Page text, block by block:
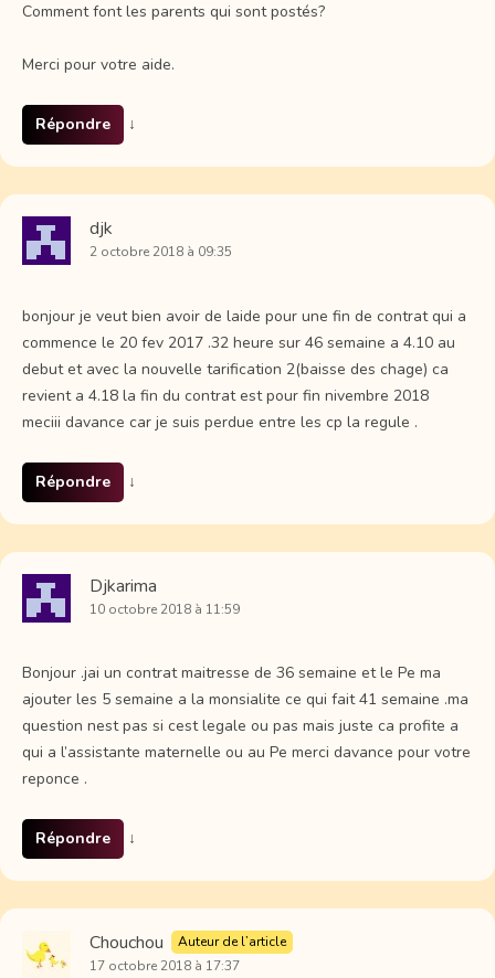
Comment font les parents qui sont postés?
Merci pour votre aide.
Répondre ↓
djk
2 octobre 2018 à 09:35
bonjour je veut bien avoir de laide pour une fin de contrat qui a
commence le 20 fev 2017 .32 heure sur 46 semaine a 4.10 au
debut et avec la nouvelle tarification 2(baisse des chage) ca
revient a 4.18 la fin du contrat est pour fin nivembre 2018
meciii davance car je suis perdue entre les cp la regule .
Répondre ↓
Djkarima
10 octobre 2018 à 11:59
Bonjour .jai un contrat maitresse de 36 semaine et le Pe ma
ajouter les 5 semaine a la monsialite ce qui fait 41 semaine .ma
question nest pas si cest legale ou pas mais juste ca profite a
qui a l’assistante maternelle ou au Pe merci davance pour votre
reponce .
Répondre ↓
Chouchou
Auteur de l’article
17 octobre 2018 à 17:37